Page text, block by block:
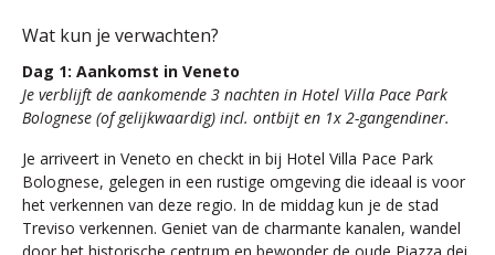
Wat kun je verwachten?
Dag 1: Aankomst in Veneto
Je verblijft de aankomende 3 nachten in Hotel Villa Pace Park
Bolognese (of gelijkwaardig) incl. ontbijt en 1x 2-gangendiner.
Je arriveert in Veneto en checkt in bij Hotel Villa Pace Park
Bolognese, gelegen in een rustige omgeving die ideaal is voor
het verkennen van deze regio. In de middag kun je de stad
Treviso verkennen. Geniet van de charmante kanalen, wandel